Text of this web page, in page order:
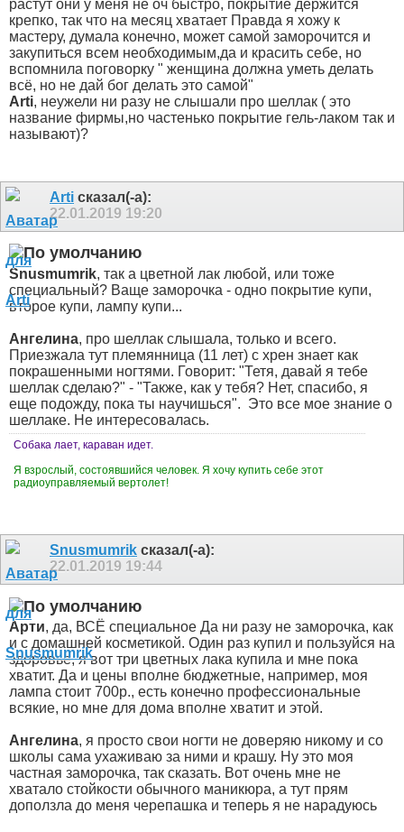
растут они у меня не оч быстро, покрытие держится
крепко, так что на месяц хватает Правда я хожу к
мастеру, думала конечно, может самой заморочится и
закупиться всем необходимым,да и красить себе, но
вспомнила поговорку " женщина должна уметь делать
всё, но не дай бог делать это самой"
Arti, неужели ни разу не слышали про шеллак ( это
название фирмы,но частенько покрытие гель-лаком так и
называют)?
Arti сказал(-а):
22.01.2019 19:20
Snusmumrik, так а цветной лак любой, или тоже
специальный? Ваще заморочка - одно покрытие купи,
второе купи, лампу купи...
Ангелина, про шеллак слышала, только и всего.
Приезжала тут племянница (11 лет) с хрен знает как
покрашенными ногтями. Говорит: "Тетя, давай я тебе
шеллак сделаю?" - "Также, как у тебя? Нет, спасибо, я
еще подожду, пока ты научишься". Это все мое знание о
шеллаке. Не интересовалась.
Собака лает, караван идет.
Я взрослый, состоявшийся человек. Я хочу купить себе этот
радиоуправляемый вертолет!
Snusmumrik сказал(-а):
22.01.2019 19:44
Арти, да, ВСЁ специальное Да ни разу не заморочка, как
и с домашней косметикой. Один раз купил и пользуйся на
здоровье, я вот три цветных лака купила и мне пока
хватит. Да и цены вполне бюджетные, например, моя
лампа стоит 700р., есть конечно профессиональные
всякие, но мне для дома вполне хватит и этой.
Ангелина, я просто свои ногти не доверяю никому и со
школы сама ухаживаю за ними и крашу. Ну это моя
частная заморочка, так сказать. Вот очень мне не
хватало стойкости обычного маникюра, а тут прям
доползла до меня черепашка и теперь я не нарадуюсь